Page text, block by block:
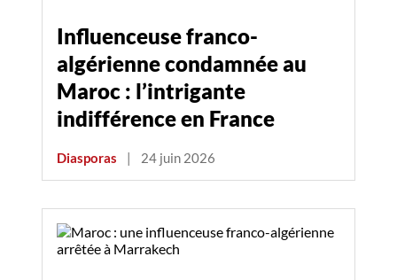
Influenceuse franco-
algérienne condamnée au
Maroc : l’intrigante
indifférence en France
Diasporas | 24 juin 2026